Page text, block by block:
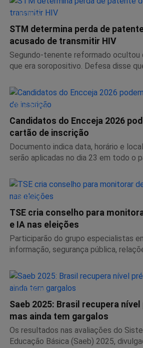
JUSTIÇA
STM determina perda de
acusado de transmitir HIV
Segundo-tenente reformado ocultou
que era soropositivo. Defesa disse
EDUCAÇÃO
Candidatos do Encceja 2026
cartão de inscrição
Documento indica data, horário e
serão aplicadas no dia 23 em todo o
POLÍTICA
TSE cria conselho para
e IA nas eleições
Participarão do grupo especialistas
informação, segurança pública,
EDUCAÇÃO
Saeb 2025: Brasil recupera
mas ainda tem gargalos
Os resultados nas avaliações do
Educação Básica (Saeb) 2025,